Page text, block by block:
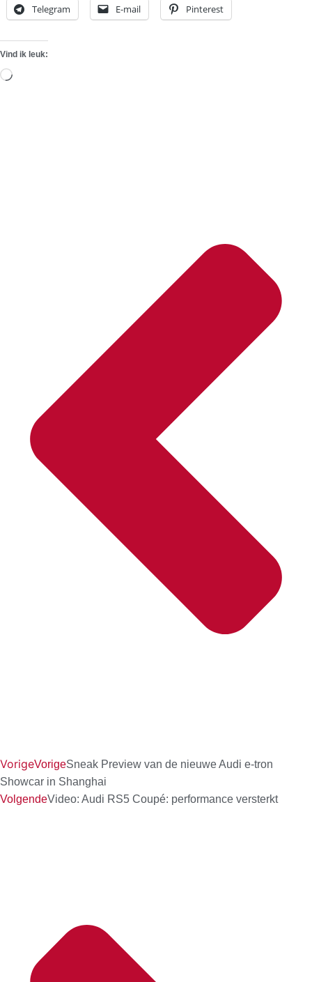
Telegram E-mail Pinterest
Vind ik leuk:
Aan
VorigeVorigeSneak Preview van de nieuwe Audi e-tron
Showcar in Shanghai
VolgendeVideo: Audi RS5 Coupé: performance versterkt